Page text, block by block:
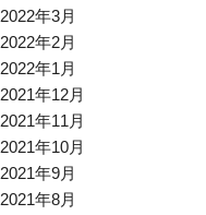
2022年3月
2022年2月
2022年1月
2021年12月
2021年11月
2021年10月
2021年9月
2021年8月